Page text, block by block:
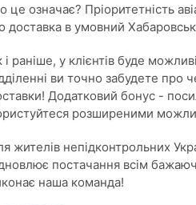
це означає? Пріоритетність
доставка в умовний
і раніше, у клієнтів буде
ви точно забудете про
Додатковий бонус -
розширеними
жителів непідконтрольних
постачання всім
наша команда!